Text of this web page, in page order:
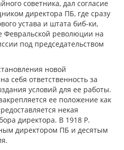
советника, дал согласие
директора ПБ, где сразу
устава и штата биб-ки,
Февральской революции на
под председательством
новой
себя ответственность за
условий для ее работы.
ее положение как
некая
директора. В 1918 Р.
директором ПБ и десятым